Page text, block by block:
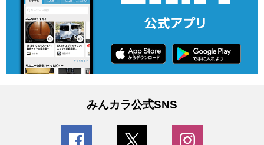
みんカラ公式SNS